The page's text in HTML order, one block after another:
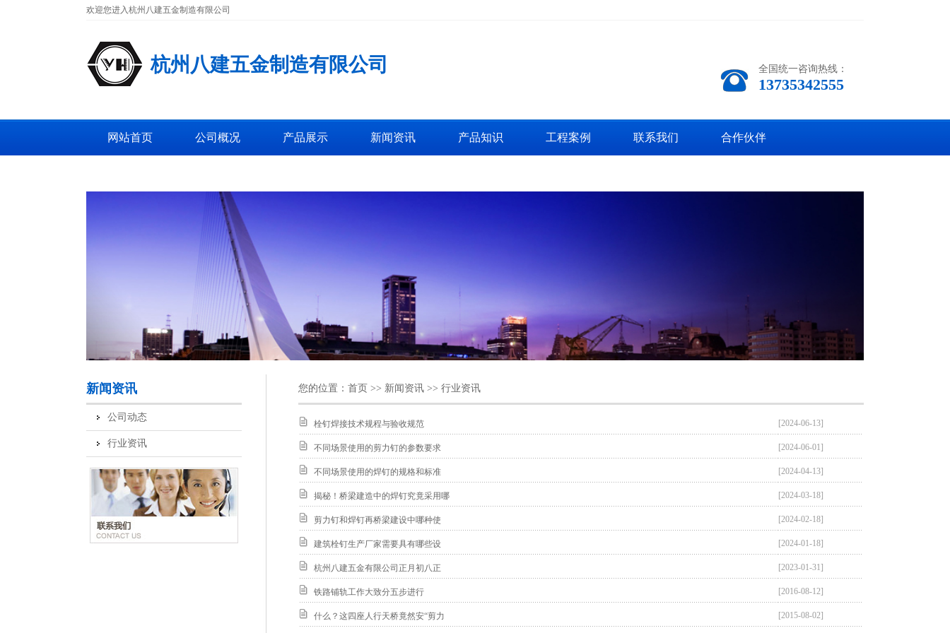
欢迎您进入杭州八建五金制造有限公司
杭州八建五金制造有限公司 全国统一咨询热线：
13735342555
网站首页 公司概况 产品展示 新闻资讯 产品知识 工程案例 联系我们 合作伙伴
新闻资讯
公司动态
行业资讯
您的位置： 首页 >> 新闻资讯 >> 行业资讯
栓钉焊接技术规程与验收规范 [2024-06-13]
不同场景使用的剪力钉的参数要求 [2024-06-01]
不同场景使用的焊钉的规格和标准 [2024-04-13]
揭秘！桥梁建造中的焊钉究竟采用哪 [2024-03-18]
剪力钉和焊钉再桥梁建设中哪种使 [2024-02-18]
建筑栓钉生产厂家需要具有哪些设 [2024-01-18]
杭州八建五金有限公司正月初八正 [2023-01-31]
铁路铺轨工作大致分五步进行 [2016-08-12]
什么？这四座人行天桥竟然安“剪力 [2015-08-02]